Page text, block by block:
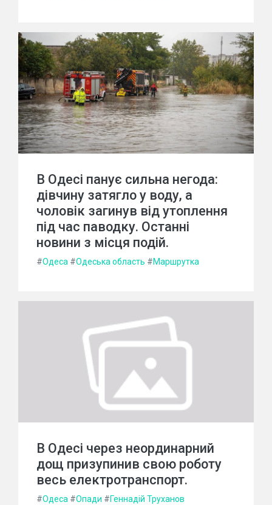
В Одесі панує сильна негода:
дівчину затягло у воду, а
чоловік загинув від утоплення
під час паводку. Останні
новини з місця подій.
#Одеса #Одеська область #Маршрутка
В Одесі через неординарний
дощ призупинив свою роботу
весь електротранспорт.
#Одеса #Опади #Геннадій Труханов